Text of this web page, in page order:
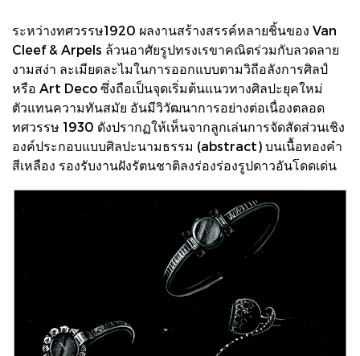
ระหว่างทศวรรษ1920 ผลงานสร้างสรรค์หลายชิ้นของ Van
Cleef & Arpels ล้วนอาศัยรูปทรงเรขาคณิตร่วมกับลวดลาย
งามสง่า ละเมียดละไมในการออกแบบตามวิถีอลังการศิลป์
หรือ Art Deco ซึ่งถือเป็นจุดเริ่มต้นแนวทางศิลปะยุคใหม่
ตัวแทนความทันสมัย อันมีวิวัฒนาการอย่างต่อเนื่องตลอด
ทศวรรษ 1930 ดังปรากฏให้เห็นจากลูกเล่นการจัดสัดส่วนเชิง
องค์ประกอบแบบศิลปะนามธรรม (abstract) บนเนื้อทองคำ
สีเหลือง รองรับงานฝังรัตนชาติลงร่องร่องรูปดาวอันโดดเด่น